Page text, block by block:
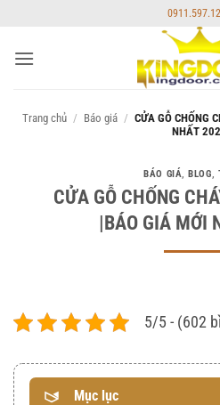
nội
Trang chủ / Báo giá / CỬA GỖ CHỐNG
NHẤT
BÁO GIÁ,BLOG,
CỬA GỖ CHỐNG
|BÁO GIÁ MỚI
5/5 - (602
Mục lục